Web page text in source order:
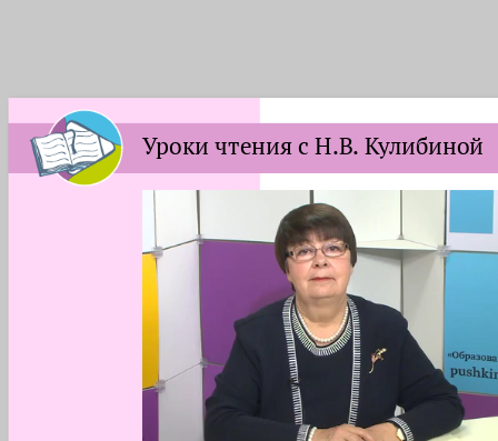
Уроки чтения с Н.В. Кулибиной